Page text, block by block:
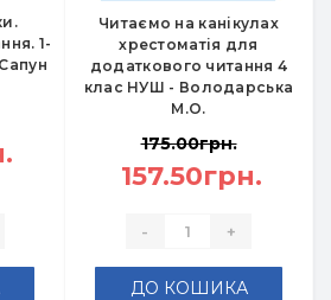
1-
Читаємо на канікулах
хрестоматія для
додаткового читання 4
клас НУШ - Володарська
М.О.
175.00грн.
157.50грн.
- +
ДО КОШИКА